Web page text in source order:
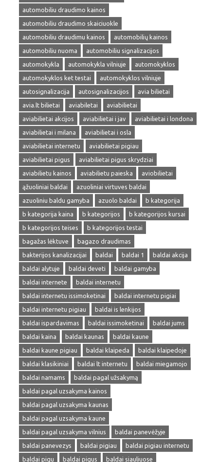
automobiliu draudimo kainos
automobiliu draudimo skaiciuokle
automobiliu draudimu kainos
automobilių kainos
automobiliu nuoma
automobiliu signalizacijos
automokykla
automokykla vilniuje
automokyklos
automokyklos ket testai
automokyklos vilniuje
autosignalizacija
autosignalizacijos
avia bilietai
avia.lt bilietai
aviabiletai
aviabilietai
aviabilietai akcijos
aviabilietai i jav
aviabilietai i londona
aviabilietai i milana
aviabilietai i osla
aviabilietai internetu
aviabilietai pigiau
aviabilietai pigus
aviabilietai pigus skrydziai
aviabilietu kainos
aviabilietu paieska
aviobilietai
ąžuoliniai baldai
azuoliniai virtuves baldai
azuoliniu baldu gamyba
azuolo baldai
b kategorija
b kategorija kaina
b kategorijos
b kategorijos kursai
b kategorijos teises
b kategorijos testai
bagažas lėktuve
bagazo draudimas
bakterijos kanalizacijai
baldai baldai 1
baldai akcija
baldai alytuje
baldai deveti
baldai gamyba
baldai internete
baldai internetu
baldai internetu issimoketinai
baldai internetu pigiai
baldai internetu pigiau
baldai is lenkijos
baldai ispardavimas
baldai issimoketinai
baldai jums
baldai kaina
baldai kaunas
baldai kaune
baldai kaune pigiau
baldai klaipeda
baldai klaipedoje
baldai klasikiniai
baldai lt internetu
baldai miegamojo
baldai namams
baldai pagal užsakymą
baldai pagal uzsakyma kainos
baldai pagal uzsakyma kaunas
baldai pagal uzsakyma kaune
baldai pagal uzsakyma vilnius
baldai panevėžyje
baldai panevezys
baldai pigiau
baldai pigiau internetu
baldai pigu
baldai pigus baldai siauliuose